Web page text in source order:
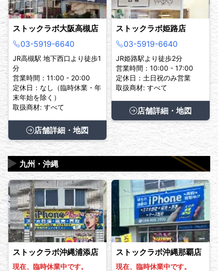
ストックラボ大阪高槻店
03-5919-6640
JR高槻駅 地下西口より徒歩1
分
営業時間：11:00 - 20:00
定休日：なし（臨時休業・年
末年始を除く）
取扱商材: すべて
店舗詳細・地図
ストックラボ姫路店
03-5919-6640
JR姫路駅より徒歩2分
営業時間：10:00 - 17:00
定休日：土日祝のみ営業
取扱商材: すべて
店舗詳細・地図
九州・沖縄
▶
ストックラボ沖縄浦添店
現在、臨時休業中です。
ストックラボ沖縄那覇店
現在、臨時休業中です。